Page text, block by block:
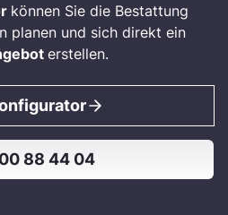
können Sie die Bestattung
planen und sich direkt ein
erstellen.
88 44 04